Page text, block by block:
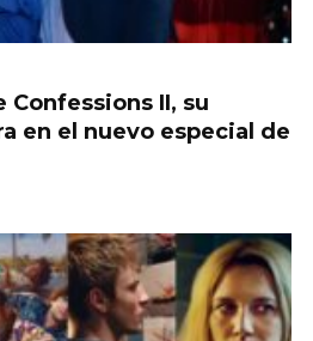
Confessions II, su
en el nuevo especial de